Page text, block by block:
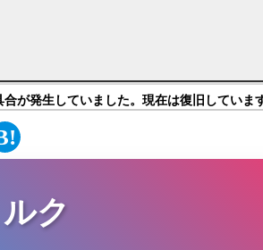
が発生していました。現在は復旧していま
ク